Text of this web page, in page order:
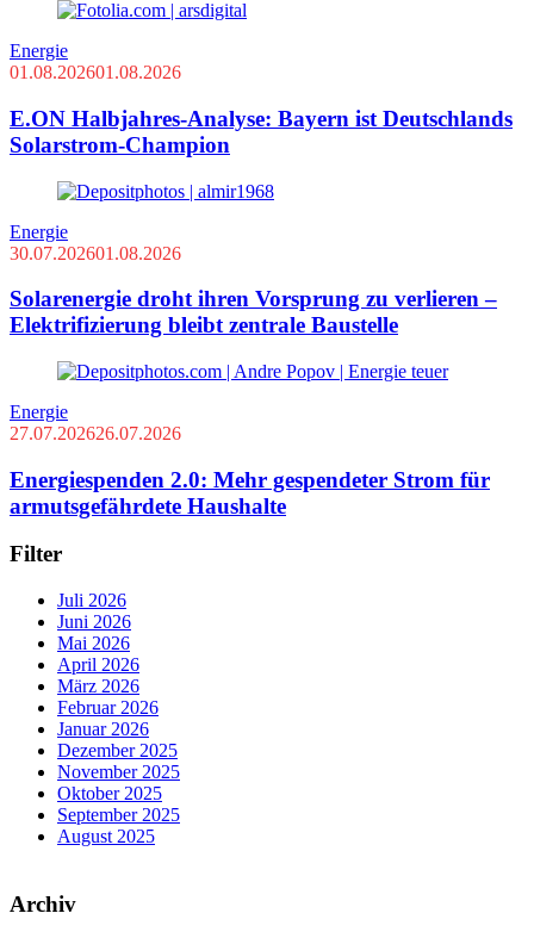
Energie
01.08.202601.08.2026
E.ON Halbjahres-Analyse: Bayern ist Deutschlands
Solarstrom-Champion
Energie
30.07.202601.08.2026
Solarenergie droht ihren Vorsprung zu verlieren –
Elektrifizierung bleibt zentrale Baustelle
Energie
27.07.202626.07.2026
Energiespenden 2.0: Mehr gespendeter Strom für
armutsgefährdete Haushalte
Filter
Juli 2026
Juni 2026
Mai 2026
April 2026
März 2026
Februar 2026
Januar 2026
Dezember 2025
November 2025
Oktober 2025
September 2025
August 2025
Archiv